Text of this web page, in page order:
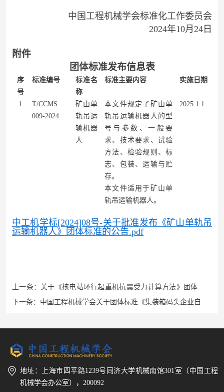
中国工程机械学会标准化工作委员会
2024年10月24日
附件
团体标准发布信息表
序
号
标准编号
标准名
称
标准主要内容 实施日期
1
T/CCMS
009-2024
矿山单
轨吊运
输机器
人
本文件规定了矿山单
轨吊运输机器人的型
号与参数、一般要
求、技术要求、试验
方法、检验规则、标
志、包装、运输与贮
存。
本文件适用于矿山单
轨吊运输机器人。
2025.1.1
中工机学标[2024]08号-关于批准发布《矿山单轨吊
运输机器人》团体标准的公告.pdf
上一条： 关于《核电站环行起重机抗震受力计算方法》团体标准
立项的公告
下一条： 中国工程机械学会关于团体标准《集装箱码头企业自动
地址：上海市四平路1239号同济大学机械南馆301室（中国工程
机械学会办公室），200092